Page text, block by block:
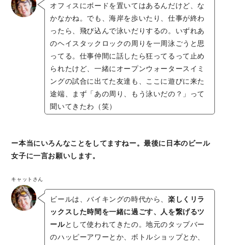
オフィスにボードを置いてはあるんだけど、な
かなかね。でも、海岸を歩いたり、仕事が終わ
ったら、飛び込んで泳いだりするの。いずれあ
のヘイスタックロックの周りを一周泳ごうと思
ってる。仕事仲間に話したら狂ってるって止め
られたけど、一緒にオープンウォータースイミ
ングの試合に出てた友達も、ここに遊びに来た
途端、まず「あの周り、もう泳いだの？」って
聞いてきたわ（笑）
ー本当にいろんなことをしてますねー。最後に日本のビール
女子に一言お願いします。
キャットさん
ビールは、バイキングの時代から、 楽しくリラ
ックスした時間を一緒に過ごす、人を繋げるツ
ールとして使われてきたの。地元のタップバー
のハッピーアワーとか、ボトルショップとか、